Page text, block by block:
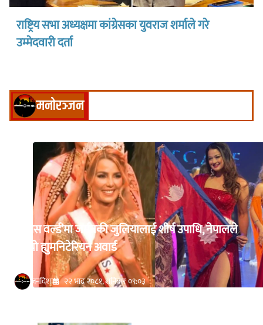
राष्ट्रिय सभा अध्यक्षमा कांग्रेसका युवराज शर्माले गरे
उम्मेदवारी दर्ता
मनोरञ्जन
‘मिसेस वर्ल्ड’मा जर्मनकी जुलियालाई शीर्ष उपाधि, नेपालले
जित्यो ह्युमनिटेरियन अवार्ड
जनदिशा २२ भाद्र २०८१, शनिबार ०९:०३